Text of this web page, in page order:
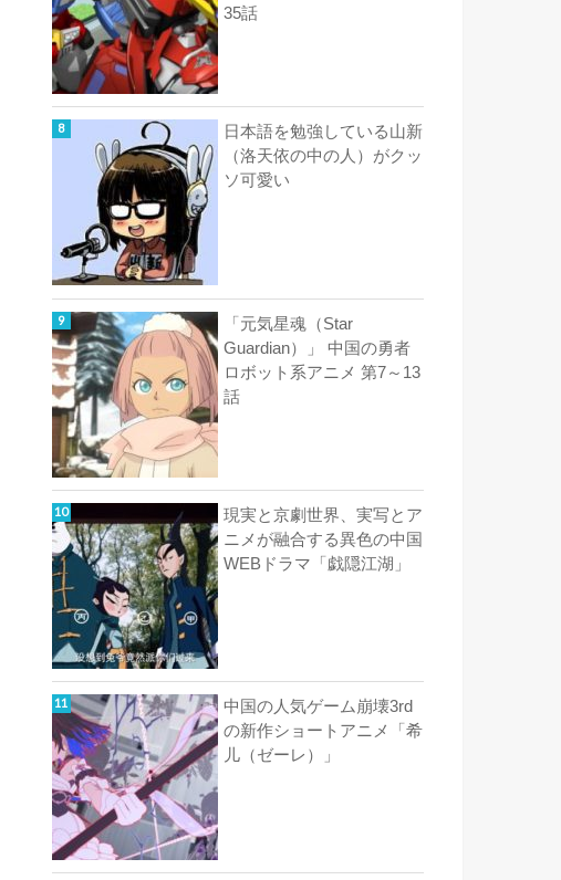
35話
日本語を勉強している山新
（洛天依の中の人）がクッ
ソ可愛い
「元気星魂（Star
Guardian）」 中国の勇者
ロボット系アニメ 第7～13
話
現実と京劇世界、実写とア
ニメが融合する異色の中国
WEBドラマ「戯隠江湖」
中国の人気ゲーム崩壊3rd
の新作ショートアニメ「希
儿（ゼーレ）」